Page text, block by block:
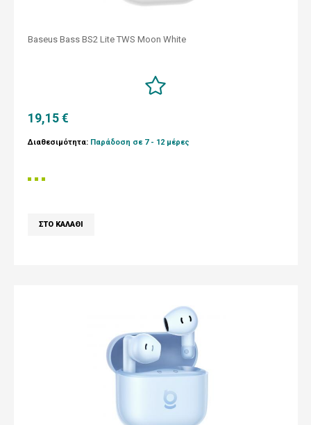
Baseus Bass BS2 Lite TWS Moon White
19,15 €
Διαθεσιμότητα: Παράδοση σε 7 - 12 μέρες